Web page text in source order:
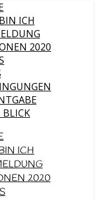
ICH
2020
BLICK
ICH
2020